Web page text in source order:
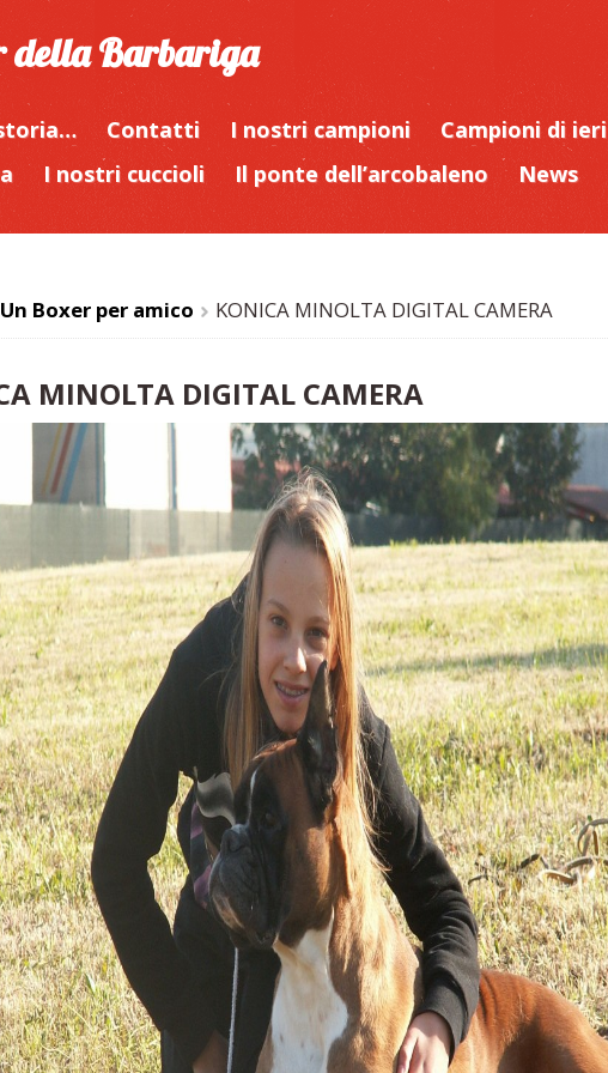
della Barbariga
Contatti I nostri campioni Campioni di ieri
I nostri cuccioli Il ponte dell’arcobaleno News
Un Boxer per amico
>
KONICA MINOLTA DIGITAL CAMERA
MINOLTA DIGITAL CAMERA